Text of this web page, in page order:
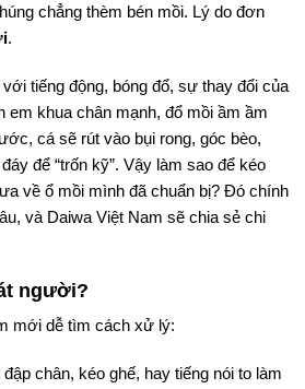
chẳng thèm bén mồi. Lý do đơn
.
tiếng động, bóng đổ, sự thay đổi của
em khua chân mạnh, đổ mồi ầm ầm
cá sẽ rút vào bụi rong, góc bèo,
để “trốn kỹ”. Vậy làm sao để kéo
về ổ mồi mình đã chuẩn bị? Đó chính
và Daiwa Việt Nam sẽ chia sẻ chi
người?
mới dễ tìm cách xử lý:
đập chân, kéo ghế, hay tiếng nói to làm